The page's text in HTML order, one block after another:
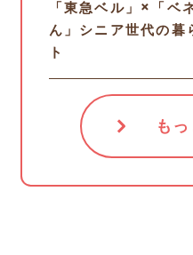
「東急ベル」×「ベ
ん」シニア世代の暮
ト
も